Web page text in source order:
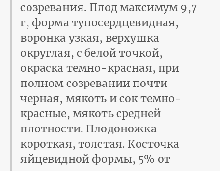
созревания. Плод макси­мум 9,7
г, форма тупосердцевидная,
воронка узкая, верхушка
округлая, с белой точкой,
окраска темно-красная, при
полном созревании почти
черная, мякоть и сок темно-
красные, мякоть средней
плотности. Плодоножка
короткая, толстая. Косточка
яйцевидной формы, 5% от